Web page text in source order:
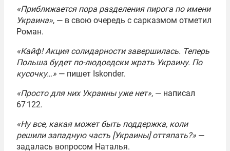
«Приближается пора разделения пирога по имени
Украина», — в свою очередь с сарказмом отметил
Роман.
«Кайф! Акция солидарности завершилась. Теперь
Польша будет по-людоедски жрать Украину. По
кусочку…» — пишет Iskonder.
«Просто для них Украины уже нет», — написал
67 122.
«Ну все, какая может быть поддержка, коли
решили западную часть [Украины] оттяпать?» —
задалась вопросом Наталья.